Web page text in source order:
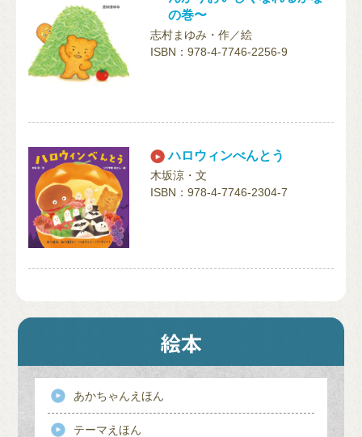
の巻〜
志村まゆみ・作／絵
ISBN：978-4-7746-2256-9
ハロウィンべんとう
木坂涼・文
ISBN：978-4-7746-2304-7
あかちゃんえほん
テーマえほん